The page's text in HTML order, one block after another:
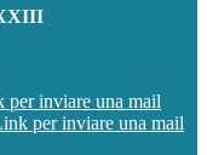
per inviare una mail
per inviare una mail